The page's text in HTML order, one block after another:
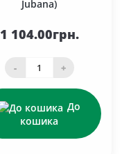
Jubana)
1 104.00грн.
- +
До
кошика